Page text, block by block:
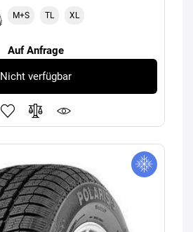
M+S TL XL
Auf Anfrage
Nicht verfügbar